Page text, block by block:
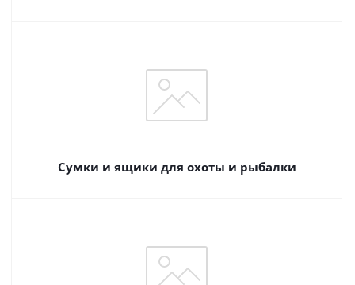
Сумки и ящики для охоты и рыбалки